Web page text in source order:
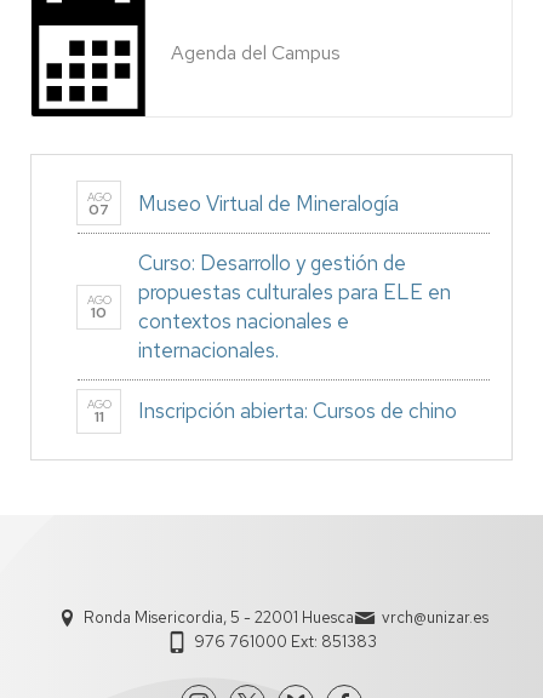
Agenda del Campus
AGO
07 Museo Virtual de Mineralogía
AGO
10
Curso: Desarrollo y gestión de
propuestas culturales para ELE en
contextos nacionales e
internacionales.
AGO
11 Inscripción abierta: Cursos de chino
Ronda Misericordia, 5 - 22001 Huesca
vrch@unizar.es
976 761000 Ext: 851383